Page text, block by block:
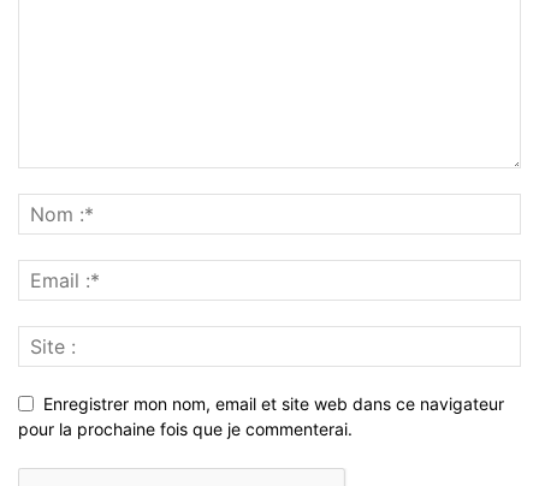
Enregistrer mon nom, email et site web dans ce navigateur
pour la prochaine fois que je commenterai.